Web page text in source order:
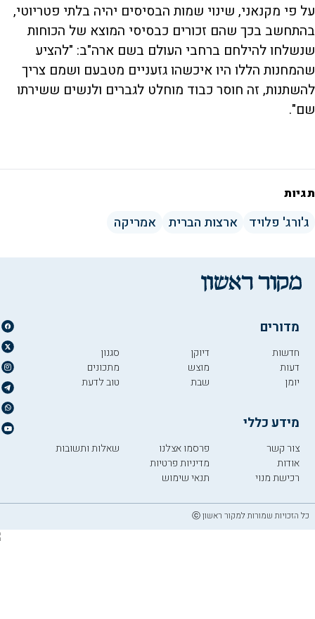
על פי מקנאני, שינוי שמות הבסיסים יהיה בלתי פטריוטי,
בהתחשב בכך שהם זכורים כבסיסי המוצא של הכוחות
שנשלחו להילחם ברחבי העולם בשם ארה"ב: "להציע
שהמחנות הללו היו איכשהו גזעניים מטבעם ושמם צריך
להשתנות, זה חוסר כבוד מוחלט לגברים ולנשים ששירתו
שם".
תגיות
ג'ורג' פלויד ארצות הברית אמריקה
מדורים
חדשות
דעות
יומן
דיוקן
מוצש
שבת
סגנון
מתכונים
טוב לדעת
מידע כללי
צור קשר
אודות
רכישת מנוי
פרסמו אצלנו
מדיניות פרטיות
תנאי שימוש
שאלות ותשובות
כל הזכויות שמורות למקור ראשון ⓒ